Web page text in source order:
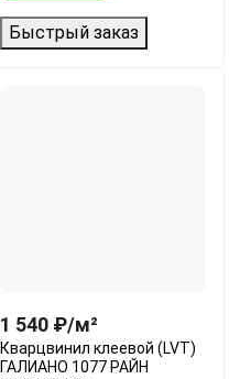
Быстрый заказ
1 540 ₽/м²
Кварцвинил клеевой (LVT)
ГАЛИАНО 1077 РАЙН